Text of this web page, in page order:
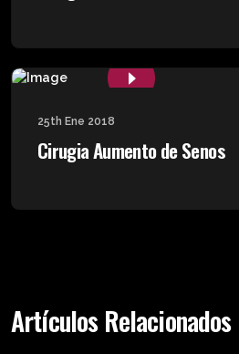
25th Ene 2018
Cirugia Aumento de Senos
Artículos Relacionados